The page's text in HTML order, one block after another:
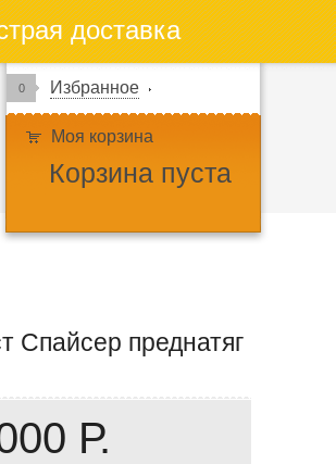
доставка
0 Избранное
Моя корзина
Корзина пуста
преднатяг
Р.